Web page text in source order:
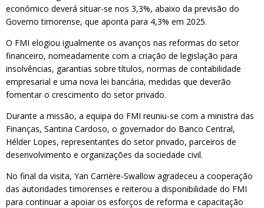
económico deverá situar-se nos 3,3%, abaixo da previsão do
Governo timorense, que aponta para 4,3% em 2025.
O FMI elogiou igualmente os avanços nas reformas do setor
financeiro, nomeadamente com a criação de legislação para
insolvências, garantias sobre títulos, normas de contabilidade
empresarial e uma nova lei bancária, medidas que deverão
fomentar o crescimento do setor privado.
Durante a missão, a equipa do FMI reuniu-se com a ministra das
Finanças, Santina Cardoso, o governador do Banco Central,
Hélder Lopes, representantes do setor privado, parceiros de
desenvolvimento e organizações da sociedade civil.
No final da visita, Yan Carrière-Swallow agradeceu a cooperação
das autoridades timorenses e reiterou a disponibilidade do FMI
para continuar a apoiar os esforços de reforma e capacitação